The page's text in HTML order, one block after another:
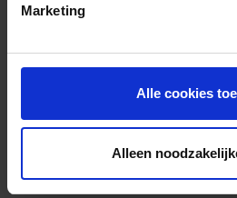
Marketing
Alle cookies
Alleen